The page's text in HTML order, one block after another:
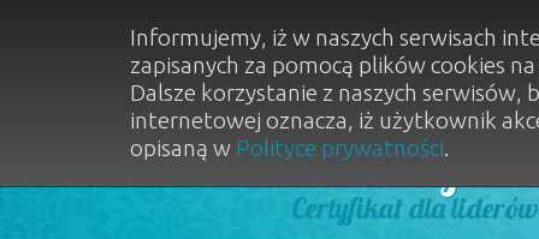
Dobry
Certyfikat dla
Informujemy, iż w naszych serwisach
zapisanych za pomocą plików cookies
Dalsze korzystanie z naszych
internetowej oznacza, iż użytkownik
opisaną w Polityce prywatności.